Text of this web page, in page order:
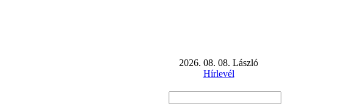
2026. 08. 08. László
Hírlevél